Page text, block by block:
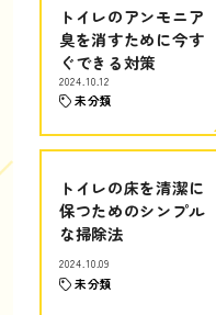
トイレのアンモニア
臭を消すために今す
ぐできる対策
2024.10.12
未分類
トイレの床を清潔に
保つためのシンプル
な掃除法
2024.10.09
未分類